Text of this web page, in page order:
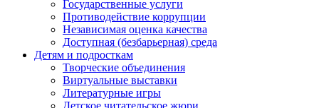
Государственные услуги
Противодействие коррупции
Независимая оценка качества
Доступная (безбарьерная) среда
Детям и подросткам
Творческие объединения
Виртуальные выставки
Литературные игры
Детское читательское жюри